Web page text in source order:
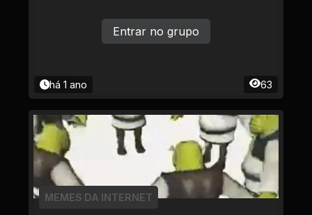
há 1 ano 63
Entrar no grupo
MEMES DA INTERNET